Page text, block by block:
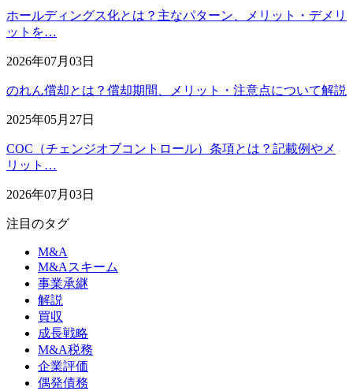
ホールディングス化とは？主なパターン、メリット・デメリ
ットを…
2026年07月03日
のれん償却とは？償却期間、メリット・注意点について解説
2025年05月27日
COC（チェンジオブコントロール）条項とは？記載例やメ
リット…
2026年07月03日
注目のタグ
M&A
M&Aスキーム
事業承継
解説
買収
成長戦略
M&A税務
企業評価
偶発債務